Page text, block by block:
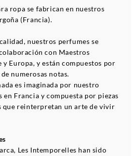
ropa se fabrican en nuestros
(Francia).
nuestros perfumes se
con Maestros
y Europa, y están compuestos por
numerosas notas.
es imaginada por nuestro
en Francia y compuesta por piezas
que reinterpretan un arte de vivir
Les Intemporelles han sido